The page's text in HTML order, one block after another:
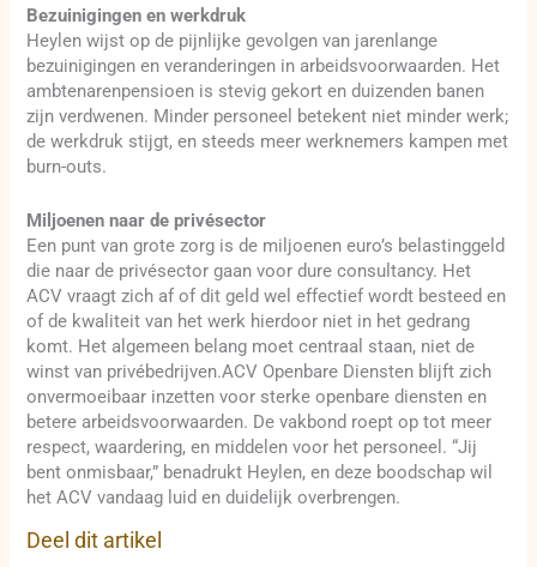
Bezuinigingen en werkdruk
Heylen wijst op de pijnlijke gevolgen van jarenlange
bezuinigingen en veranderingen in arbeidsvoorwaarden. Het
ambtenarenpensioen is stevig gekort en duizenden banen
zijn verdwenen. Minder personeel betekent niet minder werk;
de werkdruk stijgt, en steeds meer werknemers kampen met
burn-outs.
Miljoenen naar de privésector
Een punt van grote zorg is de miljoenen euro’s belastinggeld
die naar de privésector gaan voor dure consultancy. Het
ACV vraagt zich af of dit geld wel effectief wordt besteed en
of de kwaliteit van het werk hierdoor niet in het gedrang
komt. Het algemeen belang moet centraal staan, niet de
winst van privébedrijven.ACV Openbare Diensten blijft zich
onvermoeibaar inzetten voor sterke openbare diensten en
betere arbeidsvoorwaarden. De vakbond roept op tot meer
respect, waardering, en middelen voor het personeel. “Jij
bent onmisbaar,” benadrukt Heylen, en deze boodschap wil
het ACV vandaag luid en duidelijk overbrengen.
Deel dit artikel